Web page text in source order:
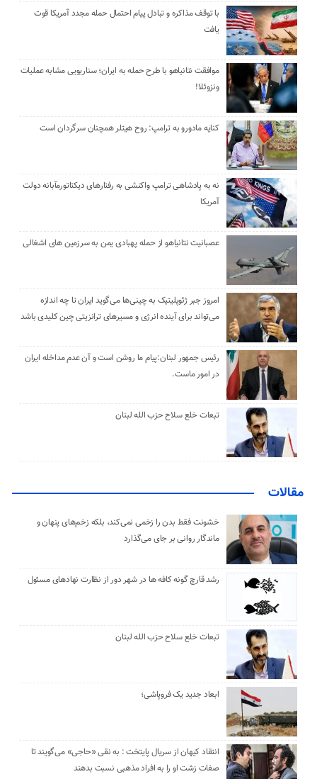
با توقف مذاکره و تبادل پیام احتمال حمله مجدد آمریکا قوت
یافت
موافقت نتانیاهو با طرح حمله به ایران؛ سناریویی مشابه عملیات
ونزوئلا!
کنایه مادورو به ترامپ: روح هیتلر همچنان سرگردان است
نه به پادشاهی ترامپ واکنشی به رفتارهای دیکتاتورمآبانه دولت
آمریکا
عصبانیت نتانیاهو از حمله پهبادی یمن به سرزمین های اشغالی
امروز جبر ژئوپلیتیک به چینی‌ها می‌گوید ایران تا چه اندازه
می‌تواند برای آینده انرژی و مسیرهای ترانزیتی چین کلیدی باشد
رئیس جمهور لبنان:پیام ما روشن است و آن عدم مداخله ایران
در امور ماست.
تبعات خلع سلاح حزب الله لبنان
مقالات
خشونت فقط بدن را زخمی نمی‌کند، بلکه زخم‌های پنهان و
ماندگار روانی بر جای می‌گذارد
رشد قارچ گونه کافه ها در شهر دور از نظارت نهادهای مسئول
تبعات خلع سلاح حزب الله لبنان
ابعاد جدید یک فروپاشی؛
انتقاد کیهان از سریال پایتخت : به نقی «حاجی» می‌گویند تا
صفات زشت او را به افراد مذهبی نسبت بدهند